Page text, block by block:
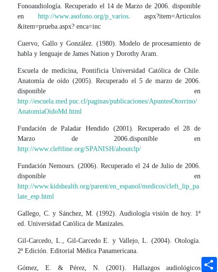
Fonoaudiología. Recuperado el 14 de Marzo de 2006. disponible
en http://www.asofono.org/p_varios. aspx?item=Articulos
&item=prueba.aspx? enca=inc
Cuervo, Gallo y González. (1980). Modelo de procesamiento de
habla y lenguaje de James Nation y Dorothy Aram.
Escuela de medicina, Pontificia Universidad Católica de Chile.
Anatomía de oído (2005). Recuperado el 5 de marzo de 2006.
disponible en
http://escuela.med.puc.cl/paginas/publicaciones/ApuntesOtorrino/
AnatomiaOidoMd.html
Fundación de Paladar Hendido (2001). Recuperado el 28 de
Marzo de 2006.disponible en
http://www.cleftline.org/SPANISH/aboutclp/
Fundación Nemours. (2006). Recuperado el 24 de Julio de 2006.
disponible en
http://www.kidshealth.org/parent/en_espanol/medicos/cleft_lip_pa
late_esp.html
Gallego, C. y Sánchez, M. (1992). Audiología visión de hoy. 1ª
ed. Universidad Católica de Manizales.
Gil-Carcedo, L., Gil-Carcedo E. y Vallejo, L. (2004). Otología.
2ª Edición. Editorial Médica Panamericana.
Gómez, E. & Pérez, N. (2001). Hallazgos audiológicos